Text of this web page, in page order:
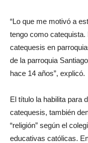
“Lo que me motivó a
tengo como
catequesis en
de la parroquia
hace 14 años”, explicó.
El título la habilita para
catequesis, también
“religión” según el
educativas católicas.